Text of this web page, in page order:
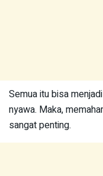
Semua itu bisa
nyawa. Maka,
sangat penting.